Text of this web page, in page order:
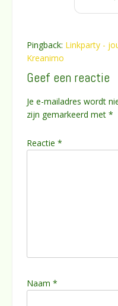
Pingback: Linkparty -
Kreanimo
Geef een reactie
Je e-mailadres wordt
zijn gemarkeerd met *
Reactie *
Naam *